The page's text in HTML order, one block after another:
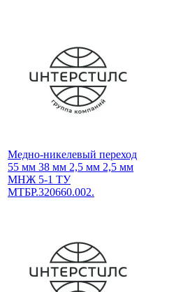
Медно-никелевый переход
55 мм 38 мм 2,5 мм 2,5 мм
МНЖ 5-1 ТУ
МТБР.320660.002.